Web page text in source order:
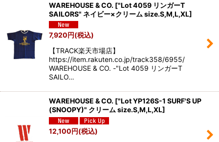
WAREHOUSE & CO. ["Lot 4059 リンガーT
SAILORS" ネイビー×クリーム size.S,M,L,XL]
7,920円(税込)
【TRACK楽天市場店】
https://item.rakuten.co.jp/track358/6955/
WAREHOUSE & CO. -"Lot 4059 リンガーT
SAILO…
WAREHOUSE & CO. ["Lot YP126S-1 SURF'S UP
(SNOOPY)" クリーム size.S,M,L,XL]
12,100円(税込)